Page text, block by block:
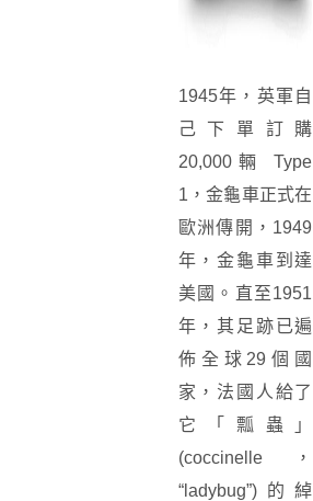
1945年，英軍自
己下單訂購
20,000輛 Type
1，金龜車正式在
歐洲傳開，1949
年，金龜車到達
美國。直至1951
年，其足跡已遍
佈全球29個國
家，法國人給了
它「瓢蟲」
(coccinelle，
“ladybug”)的綽